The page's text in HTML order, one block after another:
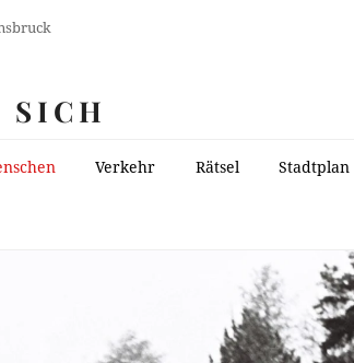
SICH
Verkehr Rätsel Stadtplan